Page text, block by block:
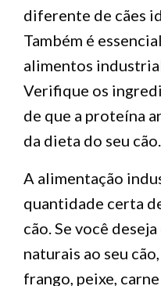
diferente de cães
Também é
alimentos
Verifique os
de que a proteína
da dieta do seu cão.
A alimentação
quantidade certa
cão. Se você
naturais ao seu
frango, peixe,